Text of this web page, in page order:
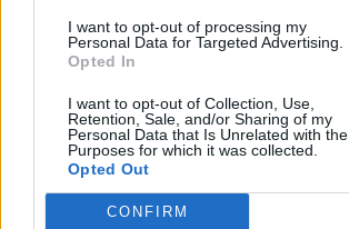
I want to opt-out of processing my
Personal Data for Targeted Advertising.
Opted In
I want to opt-out of Collection, Use,
Retention, Sale, and/or Sharing of my
Personal Data that Is Unrelated with the
Purposes for which it was collected.
Opted Out
CONFIRM